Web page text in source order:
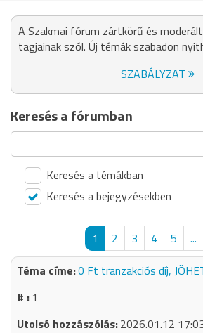
A Szakmai fórum zártkörű és
tagjainak szól. Új témák szabadon
SZABÁLYZAT
Keresés a fórumban
Keresés a témákban
Keresés a bejegyzésekben
1 2 3 4 5 ...
0 Ft tranzakciós díj,
1
2026.01.12